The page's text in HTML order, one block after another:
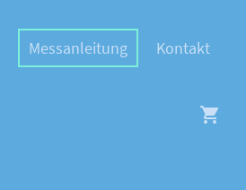
Messanleitung Kontakt